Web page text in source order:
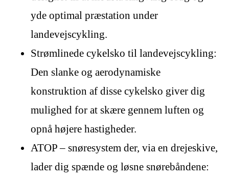
yde optimal præstation under
landevejscykling.
Strømlinede cykelsko til landevejscykling:
Den slanke og aerodynamiske
konstruktion af disse cykelsko giver dig
mulighed for at skære gennem luften og
opnå højere hastigheder.
ATOP – snøresystem der, via en drejeskive,
lader dig spænde og løsne snørebåndene: